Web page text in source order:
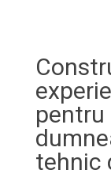
pentru
tehnic